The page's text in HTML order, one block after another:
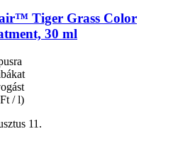
Tiger Grass Color
30 ml
/ l)
11.